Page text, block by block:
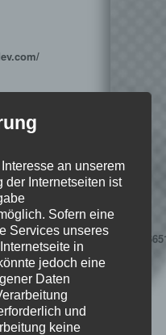
und
app/
PTY LTD -
an unserem
der Internetseiten ist
Sofern eine
Services unseres
in
jedoch eine
Daten
und
keine